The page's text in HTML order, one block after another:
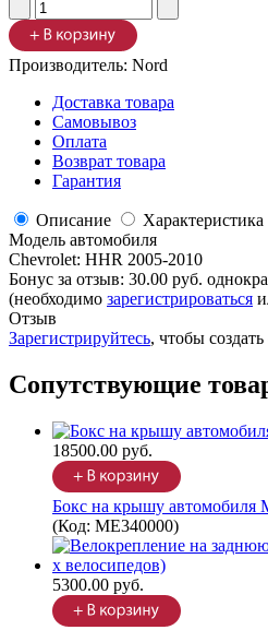
Производитель: Nord
Доставка товара
Самовывоз
Оплата
Возврат товара
Гарантия
Описание Характеристика
Модель автомобиля
Chevrolet: HHR 2005-2010
Бонус за отзыв: 30.00 руб.
(необходимо зарегистрироваться
Отзыв
Зарегистрируйтесь, чтобы
Сопутствующие
18500.00 руб.
Бокс на крышу автомобиля
(Код: ME340000)
5300.00 руб.